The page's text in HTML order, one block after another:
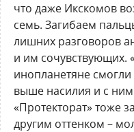
что даже Икскомов
семь. Загибаем
лишних разговоров
и им сочувствующих.
инопланетяне
выше насилия и с
«Протекторат» тоже
другим оттенком –